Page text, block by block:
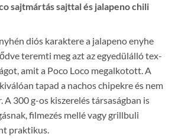
sajtmártás sajttal és jalapeno chili
diós karaktere a jalapeno enyhe
teremti meg azt az egyedülálló tex-
amit a Poco Loco megalkotott. A
tapad a nachos chipekre és nem
A 300 g-os kiszerelés társaságban is
filmezés mellé vagy grillbuli
praktikus.